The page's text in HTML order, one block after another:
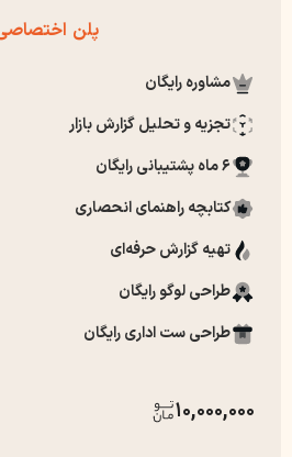
پلن
مشاوره رایگان
تجزیه و تحلیل گزارش بازار
6 ماه پشتیبانی رایگان
کتابچه راهنمای انحصاری
تهیه گزارش حرفه‌ای
طراحی لوگو رایگان
طراحی ست اداری رایگان
10,000,000